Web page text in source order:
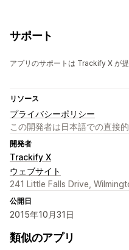
サポート
アプリのサポートは Trackify X が提
リソース
プライバシーポリシー
この開発者は日本語での直接
開発者
Trackify X
ウェブサイト
241 Little Falls Drive,
公開日
2015年10月31日
類似のアプリ